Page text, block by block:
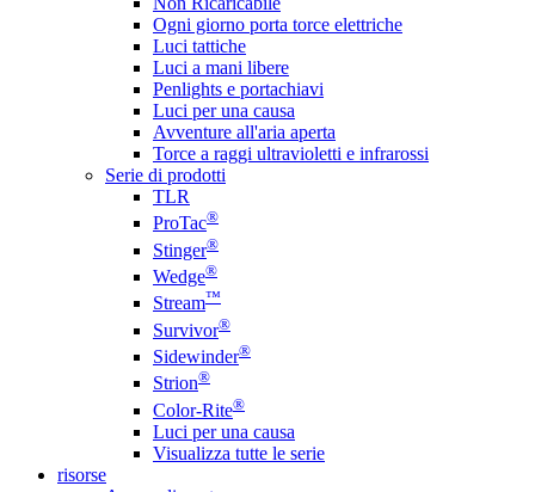
Ogni giorno porta torce elettriche
Luci tattiche
Luci a mani libere
Penlights e portachiavi
Luci per una causa
Avventure all'aria aperta
Torce a raggi ultravioletti e infrarossi
Serie di prodotti
TLR
ProTac®
Stinger®
Wedge®
Stream™
Survivor®
Sidewinder®
Strion®
Color-Rite®
Luci per una causa
Visualizza tutte le serie
risorse